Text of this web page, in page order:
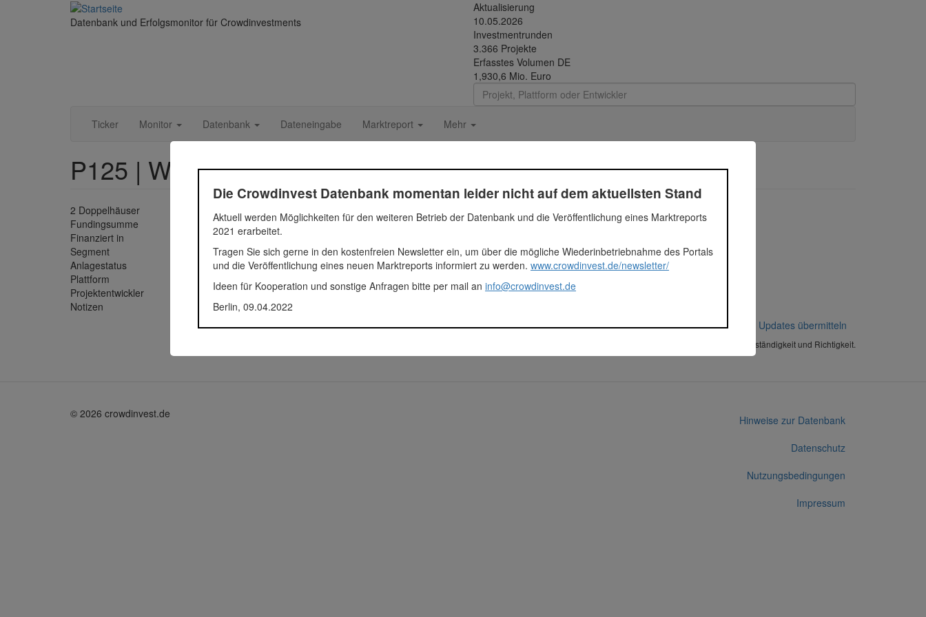
Datenbank und Erfolgsmonitor für Crowdinvestments
Aktualisierung
10.05.2026
Investmentrunden
3.366 Projekte
Erfasstes Volumen DE
1,930,6 Mio. Euro
Ticker Monitor Datenbank Dateneingabe Marktreport Mehr
P125 | WOHNPARK: Doppelhäuser in Laxenburg bei Wien
2 Doppelhäuser
Fundingsumme
213.845 Euro
Finanziert in
2017
Segment
Immobilien
Anlagestatus
Zurückgezahlt
Plattform
dagobertinvest
Projektentwickler
Wohnpark
Notizen
Crowdinvestment wurde laut Dagobertinvest Webseite am 31.12.2018 zurückgezahlt.
Korrekturen / Updates übermitteln
Alle Angaben ohne Gewähr auf Vollständigkeit und Richtigkeit.
© 2026 crowdinvest.de
Hinweise zur Datenbank
Datenschutz
Nutzungsbedingungen
Impressum
Die Crowdinvest Datenbank momentan leider nicht auf dem aktuellsten Stand
Aktuell werden Möglichkeiten für den weiteren Betrieb der Datenbank und die Veröffentlichung eines Marktreports
2021 erarbeitet.
Tragen Sie sich gerne in den kostenfreien Newsletter ein, um über die mögliche Wiederinbetriebnahme des Portals
und die Veröffentlichung eines neuen Marktreports informiert zu werden. www.crowdinvest.de/newsletter/
Ideen für Kooperation und sonstige Anfragen bitte per mail an info@crowdinvest.de
Berlin, 09.04.2022